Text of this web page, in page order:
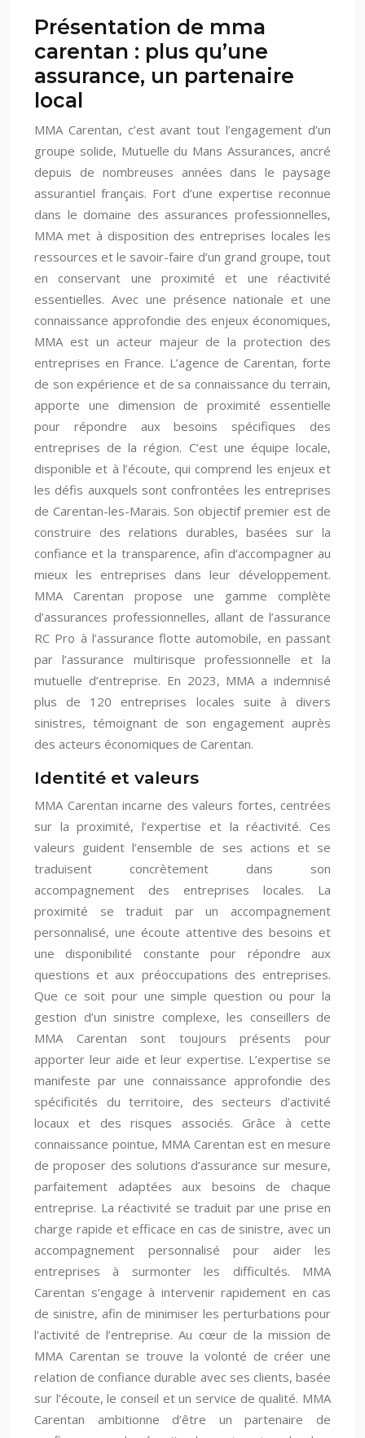
Présentation de mma
carentan : plus qu’une
assurance, un partenaire
local
MMA Carentan, c’est avant tout l’engagement d’un
groupe solide, Mutuelle du Mans Assurances, ancré
depuis de nombreuses années dans le paysage
assurantiel français. Fort d’une expertise reconnue
dans le domaine des assurances professionnelles,
MMA met à disposition des entreprises locales les
ressources et le savoir-faire d’un grand groupe, tout
en conservant une proximité et une réactivité
essentielles. Avec une présence nationale et une
connaissance approfondie des enjeux économiques,
MMA est un acteur majeur de la protection des
entreprises en France. L’agence de Carentan, forte
de son expérience et de sa connaissance du terrain,
apporte une dimension de proximité essentielle
pour répondre aux besoins spécifiques des
entreprises de la région. C’est une équipe locale,
disponible et à l’écoute, qui comprend les enjeux et
les défis auxquels sont confrontées les entreprises
de Carentan-les-Marais. Son objectif premier est de
construire des relations durables, basées sur la
confiance et la transparence, afin d’accompagner au
mieux les entreprises dans leur développement.
MMA Carentan propose une gamme complète
d’assurances professionnelles, allant de l’assurance
RC Pro à l’assurance flotte automobile, en passant
par l’assurance multirisque professionnelle et la
mutuelle d’entreprise. En 2023, MMA a indemnisé
plus de 120 entreprises locales suite à divers
sinistres, témoignant de son engagement auprès
des acteurs économiques de Carentan.
Identité et valeurs
MMA Carentan incarne des valeurs fortes, centrées
sur la proximité, l’expertise et la réactivité. Ces
valeurs guident l’ensemble de ses actions et se
traduisent concrètement dans son
accompagnement des entreprises locales. La
proximité se traduit par un accompagnement
personnalisé, une écoute attentive des besoins et
une disponibilité constante pour répondre aux
questions et aux préoccupations des entreprises.
Que ce soit pour une simple question ou pour la
gestion d’un sinistre complexe, les conseillers de
MMA Carentan sont toujours présents pour
apporter leur aide et leur expertise. L’expertise se
manifeste par une connaissance approfondie des
spécificités du territoire, des secteurs d’activité
locaux et des risques associés. Grâce à cette
connaissance pointue, MMA Carentan est en mesure
de proposer des solutions d’assurance sur mesure,
parfaitement adaptées aux besoins de chaque
entreprise. La réactivité se traduit par une prise en
charge rapide et efficace en cas de sinistre, avec un
accompagnement personnalisé pour aider les
entreprises à surmonter les difficultés. MMA
Carentan s’engage à intervenir rapidement en cas
de sinistre, afin de minimiser les perturbations pour
l’activité de l’entreprise. Au cœur de la mission de
MMA Carentan se trouve la volonté de créer une
relation de confiance durable avec ses clients, basée
sur l’écoute, le conseil et un service de qualité. MMA
Carentan ambitionne d’être un partenaire de